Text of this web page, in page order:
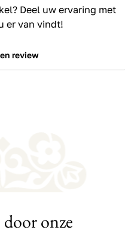
Deel uw ervaring met
er van vindt!
review
onze